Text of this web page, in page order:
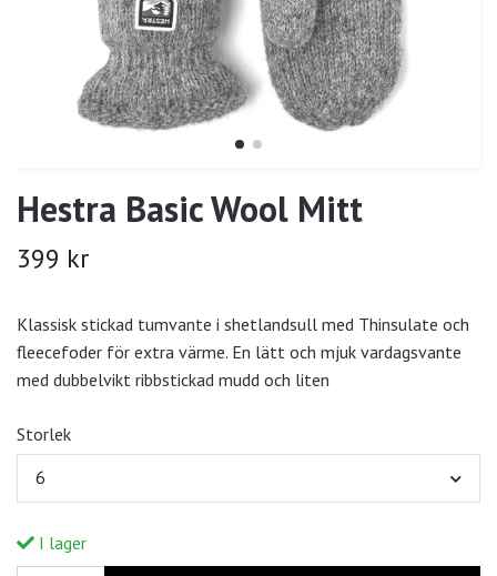
Hestra Basic Wool Mitt
399 kr
Klassisk stickad tumvante i shetlandsull med Thinsulate och
fleecefoder för extra värme. En lätt och mjuk vardagsvante
med dubbelvikt ribbstickad mudd och liten
Storlek
6
I lager